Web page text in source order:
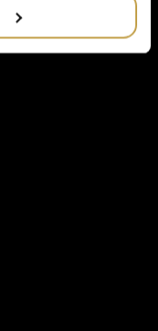
ZUIVER
DUTCHBONE